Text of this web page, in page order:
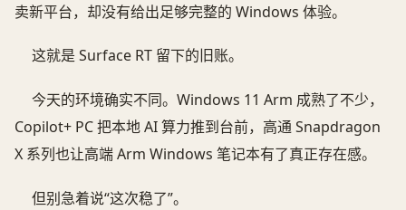
卖新平台，却没有给出足够完整的 Windows 体验。
这就是 Surface RT 留下的旧账。
今天的环境确实不同。Windows 11 Arm 成熟了不少，
Copilot+ PC 把本地 AI 算力推到台前，高通 Snapdragon
X 系列也让高端 Arm Windows 笔记本有了真正存在感。
但别急着说“这次稳了”。